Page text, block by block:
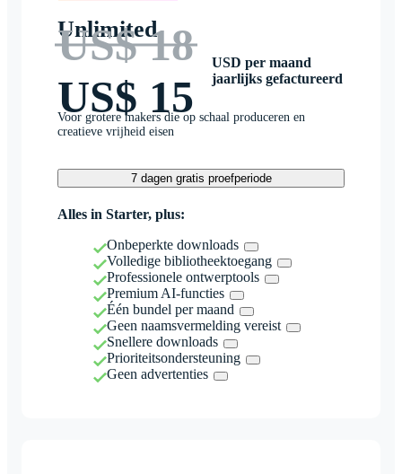
Unlimited
US$ 18
US$ 15
USD per maand
jaarlijks gefactureerd
Voor grotere makers die op schaal produceren en
creatieve vrijheid eisen
7 dagen gratis proefperiode
Alles in Starter, plus:
Onbeperkte downloads
Volledige bibliotheektoegang
Professionele ontwerptools
Premium AI-functies
Één bundel per maand
Geen naamsvermelding vereist
Snellere downloads
Prioriteitsondersteuning
Geen advertenties